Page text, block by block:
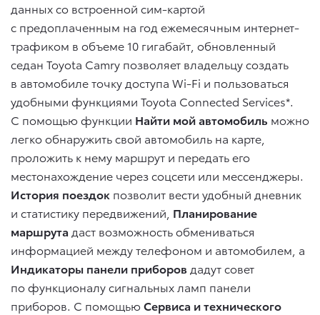
данных со встроенной сим-картой
с предоплаченным на год ежемесячным интернет-
трафиком в объеме 10 гигабайт, обновленный
седан Toyota Camry позволяет владельцу создать
в автомобиле точку доступа Wi-Fi и пользоваться
удобными функциями Toyota Connected Services*.
С помощью функции Найти мой автомобиль можно
легко обнаружить свой автомобиль на карте,
проложить к нему маршрут и передать его
местонахождение через соцсети или мессенджеры.
История поездок позволит вести удобный дневник
и статистику передвижений, Планирование
маршрута даст возможность обмениваться
информацией между телефоном и автомобилем, а
Индикаторы панели приборов дадут совет
по функционалу сигнальных ламп панели
приборов. С помощью Сервиса и технического